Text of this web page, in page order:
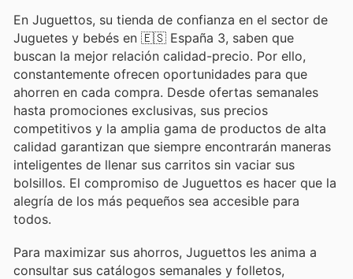
En Juguettos, su tienda de confianza en el sector de
Juguetes y bebés en 🇪🇸 España 3, saben que
buscan la mejor relación calidad-precio. Por ello,
constantemente ofrecen oportunidades para que
ahorren en cada compra. Desde ofertas semanales
hasta promociones exclusivas, sus precios
competitivos y la amplia gama de productos de alta
calidad garantizan que siempre encontrarán maneras
inteligentes de llenar sus carritos sin vaciar sus
bolsillos. El compromiso de Juguettos es hacer que la
alegría de los más pequeños sea accesible para
todos.
Para maximizar sus ahorros, Juguettos les anima a
consultar sus catálogos semanales y folletos,